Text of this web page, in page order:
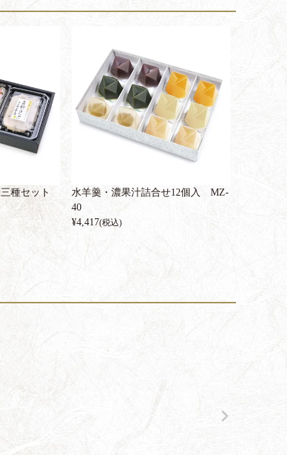
種セット
水羊羹・濃果汁詰合せ12個入 MZ-
40
¥4,417(税込)